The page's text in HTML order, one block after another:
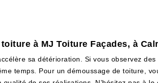
à MJ Toiture Façades, à
sa détérioration. Si vous observez
temps. Pour un démoussage de toiture,